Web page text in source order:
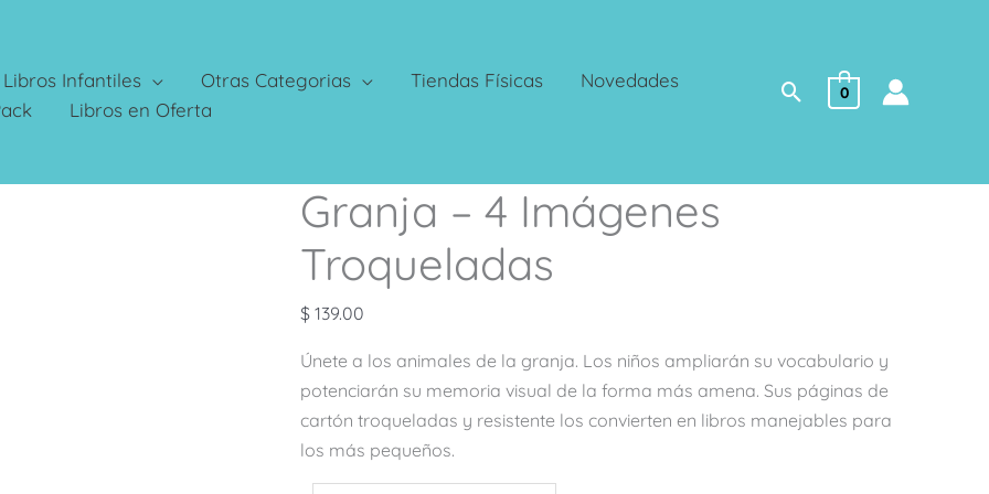
Libros Infantiles Otras Categorias Tiendas Físicas
Novedades
Libros en Oferta Buscar
0
Granja – 4 Imágenes
Troqueladas
$ 139.00
Únete a los animales de la granja. Los niños ampliarán su vocabulario y
potenciarán su memoria visual de la forma más amena. Sus páginas de
cartón troqueladas y resistente los convierten en libros manejables para
los más pequeños.
Granja
–
4
Imágenes
Troqueladas